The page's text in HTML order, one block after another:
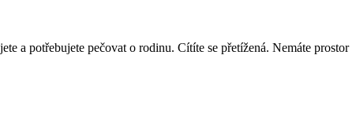
a potřebujete pečovat o rodinu. Cítíte se přetížená. Nemáte prostor